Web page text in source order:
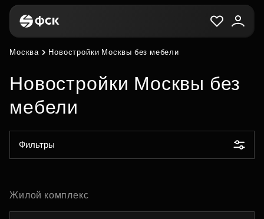
Москва Новостройки Москвы без мебели
Новостройки Москвы без
мебели
Фильтры
Жилой комплекс